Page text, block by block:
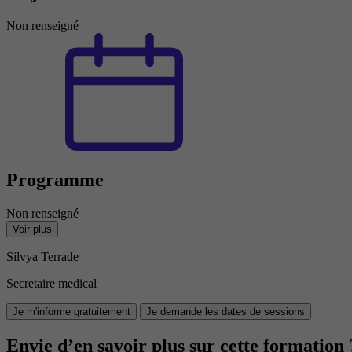
Non renseigné
Programme
Non renseigné
Voir plus
Silvya Terrade
Secretaire medical
Je m'informe gratuitement Je demande les dates de sessions
Envie d’en savoir plus sur cette formation